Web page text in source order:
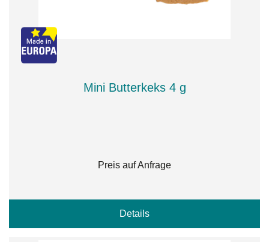
Mini Butterkeks 4 g
Preis auf Anfrage
Details